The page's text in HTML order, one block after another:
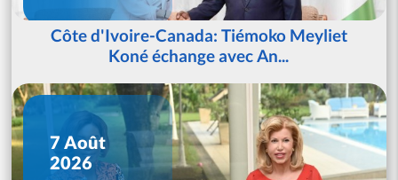
Côte d'Ivoire-Canada: Tiémoko Meyliet
Koné échange avec An...
7 Août
2026